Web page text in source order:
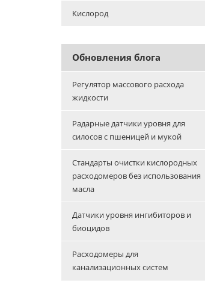
Кислород
Обновления блога
Регулятор массового расхода
жидкости
Радарные датчики уровня для
силосов с пшеницей и мукой
Стандарты очистки кислородных
расходомеров без использования
масла
Датчики уровня ингибиторов и
биоцидов
Расходомеры для
канализационных систем